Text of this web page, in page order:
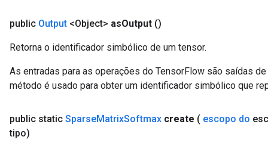
public Output <Object> asOutput ()
Retorna o identificador simbólico de um tensor.
As entradas para as operações do TensorFlow são saídas
método é usado para obter um identificador simbólico que
public static SparseMatrixSoftmax create ( escopo do
tipo)